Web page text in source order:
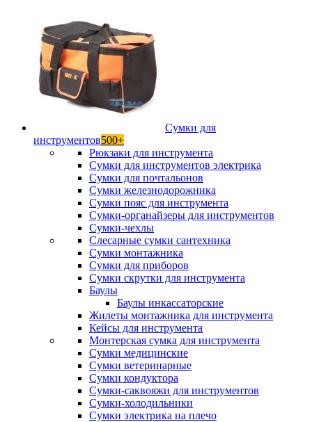
Сумки для
инструментов500+
Рюкзаки для инструмента
Сумки для инструментов электрика
Сумки для почтальонов
Сумки железнодорожника
Сумки пояс для инструмента
Сумки-органайзеры для инструментов
Сумки-чехлы
Слесарные сумки сантехника
Сумки монтажника
Сумки для приборов
Сумки скрутки для инструмента
Баулы
Баулы инкассаторские
Жилеты монтажника для инструмента
Кейсы для инструмента
Монтерская сумка для инструмента
Сумки медицинские
Сумки ветеринарные
Сумки кондуктора
Сумки-саквояжи для инструментов
Сумки-холодильники
Сумки электрика на плечо